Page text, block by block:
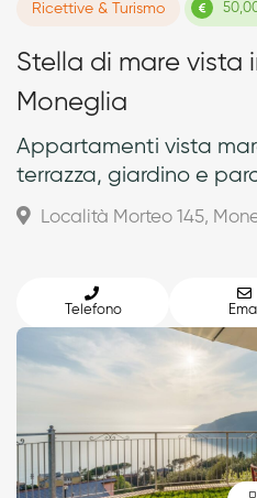
Ricettive & Turismo
Stella di mare vista
Moneglia
Appartamenti vista
terrazza, giardino e
Località Morteo 145,
Telefono